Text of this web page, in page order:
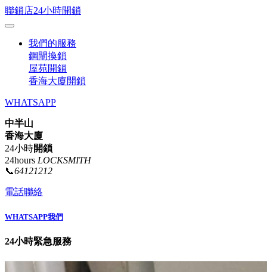
聯鎖店24小時開鎖
我們的服務
鋼閘換鎖
屋苑開鎖
香海大廈開鎖
WHATSAPP
中半山
香海大廈
24小時開鎖
24hours LOCKSMITH
📞64121212
電話聯絡
WHATSAPP我們
24小時緊急服務